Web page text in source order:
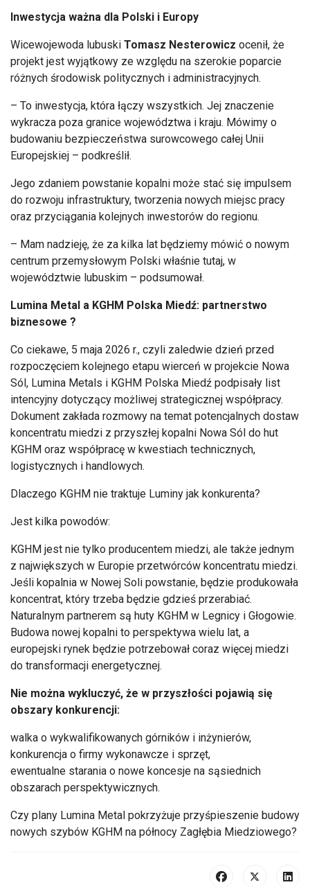
Inwestycja ważna dla Polski i Europy
Wicewojewoda lubuski Tomasz Nesterowicz ocenił, że
projekt jest wyjątkowy ze względu na szerokie poparcie
różnych środowisk politycznych i administracyjnych.
– To inwestycja, która łączy wszystkich. Jej znaczenie
wykracza poza granice województwa i kraju. Mówimy o
budowaniu bezpieczeństwa surowcowego całej Unii
Europejskiej – podkreślił.
Jego zdaniem powstanie kopalni może stać się impulsem
do rozwoju infrastruktury, tworzenia nowych miejsc pracy
oraz przyciągania kolejnych inwestorów do regionu.
– Mam nadzieję, że za kilka lat będziemy mówić o nowym
centrum przemysłowym Polski właśnie tutaj, w
województwie lubuskim – podsumował.
Lumina Metal a KGHM Polska Miedź: partnerstwo
biznesowe ?
Co ciekawe, 5 maja 2026 r., czyli zaledwie dzień przed
rozpoczęciem kolejnego etapu wierceń w projekcie Nowa
Sól, Lumina Metals i KGHM Polska Miedź podpisały list
intencyjny dotyczący możliwej strategicznej współpracy.
Dokument zakłada rozmowy na temat potencjalnych dostaw
koncentratu miedzi z przyszłej kopalni Nowa Sól do hut
KGHM oraz współpracę w kwestiach technicznych,
logistycznych i handlowych.
Dlaczego KGHM nie traktuje Luminy jak konkurenta?
Jest kilka powodów:
KGHM jest nie tylko producentem miedzi, ale także jednym
z największych w Europie przetwórców koncentratu miedzi.
Jeśli kopalnia w Nowej Soli powstanie, będzie produkowała
koncentrat, który trzeba będzie gdzieś przerabiać.
Naturalnym partnerem są huty KGHM w Legnicy i Głogowie.
Budowa nowej kopalni to perspektywa wielu lat, a
europejski rynek będzie potrzebował coraz więcej miedzi
do transformacji energetycznej.
Nie można wykluczyć, że w przyszłości pojawią się
obszary konkurencji:
walka o wykwalifikowanych górników i inżynierów,
konkurencja o firmy wykonawcze i sprzęt,
ewentualne starania o nowe koncesje na sąsiednich
obszarach perspektywicznych.
Czy plany Lumina Metal pokrzyżuje przyśpieszenie budowy
nowych szybów KGHM na północy Zagłębia Miedziowego?